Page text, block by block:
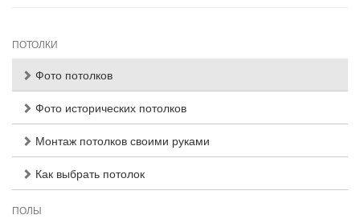
ПОТОЛКИ
Фото потолков
Фото исторических потолков
Монтаж потолков своими руками
Как выбрать потолок
ПОЛЫ